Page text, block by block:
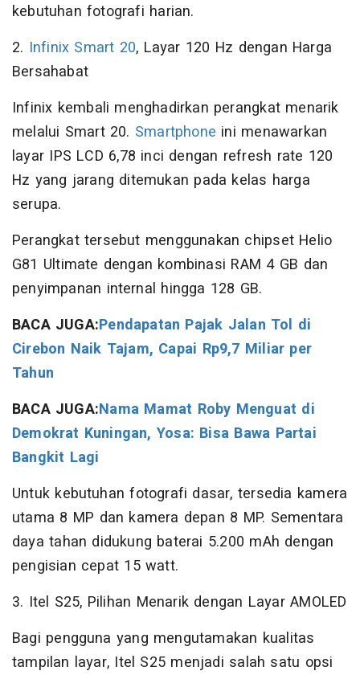
kebutuhan fotografi harian.
2. Infinix Smart 20, Layar 120 Hz dengan Harga
Bersahabat
Infinix kembali menghadirkan perangkat menarik
melalui Smart 20. Smartphone ini menawarkan
layar IPS LCD 6,78 inci dengan refresh rate 120
Hz yang jarang ditemukan pada kelas harga
serupa.
Perangkat tersebut menggunakan chipset Helio
G81 Ultimate dengan kombinasi RAM 4 GB dan
penyimpanan internal hingga 128 GB.
BACA JUGA:Pendapatan Pajak Jalan Tol di
Cirebon Naik Tajam, Capai Rp9,7 Miliar per
Tahun
BACA JUGA:Nama Mamat Roby Menguat di
Demokrat Kuningan, Yosa: Bisa Bawa Partai
Bangkit Lagi
Untuk kebutuhan fotografi dasar, tersedia kamera
utama 8 MP dan kamera depan 8 MP. Sementara
daya tahan didukung baterai 5.200 mAh dengan
pengisian cepat 15 watt.
3. Itel S25, Pilihan Menarik dengan Layar AMOLED
Bagi pengguna yang mengutamakan kualitas
tampilan layar, Itel S25 menjadi salah satu opsi